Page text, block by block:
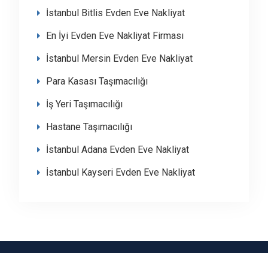
İstanbul Bitlis Evden Eve Nakliyat
En İyi Evden Eve Nakliyat Firması
İstanbul Mersin Evden Eve Nakliyat
Para Kasası Taşımacılığı
İş Yeri Taşımacılığı
Hastane Taşımacılığı
İstanbul Adana Evden Eve Nakliyat
İstanbul Kayseri Evden Eve Nakliyat